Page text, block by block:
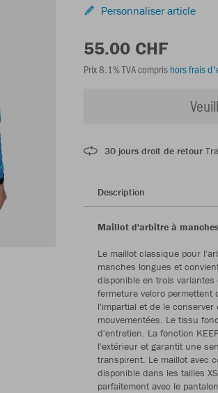
Personnaliser article
55.00 CHF
Prix 8.1% TVA compris hors frais
30 jours droit de retour
Description
Maillot d'arbitre à
Le maillot classique pour
manches longues et
disponible en trois
fermeture velcro permettent
l'impartial et de le
mouvementées. Le tissu
d'entretien. La fonction
l'extérieur et garantit une
transpirent. Le maillot avec
disponible dans les tailles
parfaitement avec le